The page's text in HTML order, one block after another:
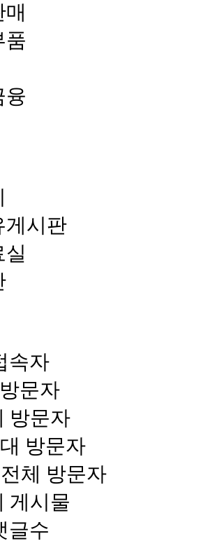
매
품
융
게시판
실
속자
문자
방문자
방문자
전체 방문자
게시물
글수